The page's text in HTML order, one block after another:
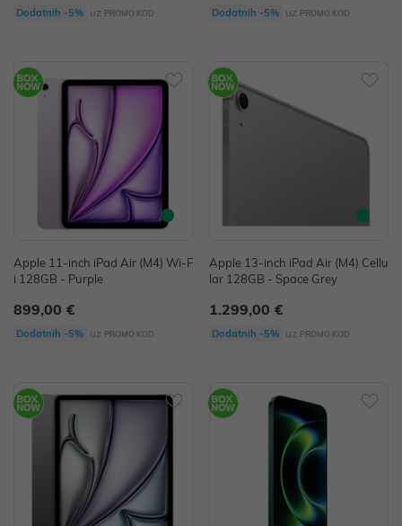
Dodatnih -5% uz PROMO KOD Dodatnih -5% uz PROMO KOD
Apple 11-inch iPad Air (M4) Wi-F
i 128GB - Purple
899,00 €
Dodatnih -5% uz PROMO KOD
Apple 13-inch iPad Air (M4) Cellu
lar 128GB - Space Grey
1.299,00 €
Dodatnih -5% uz PROMO KOD